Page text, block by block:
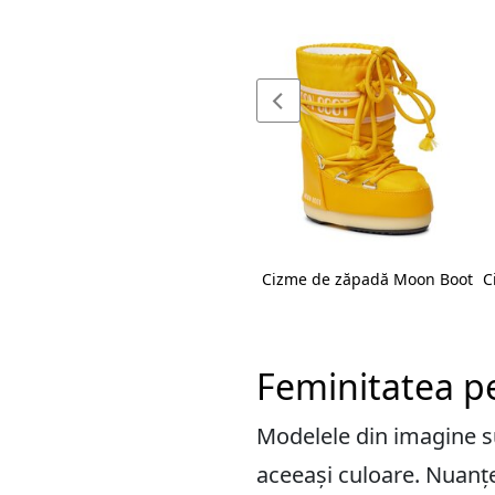
Cizme de zăpadă Moon Boot
Feminitatea
Modelele din imagine
aceeași culoare.